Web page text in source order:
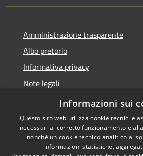
Amministrazione trasparente
Albo pretorio
Informativa privacy
Note legali
Dichiarazione di accessibilità
Informazioni sui
Questo sito web utilizza cookie tecnici e
necessari al corretto funzionamento e
nonché un cookie tecnico analitico al
informazioni statistiche,